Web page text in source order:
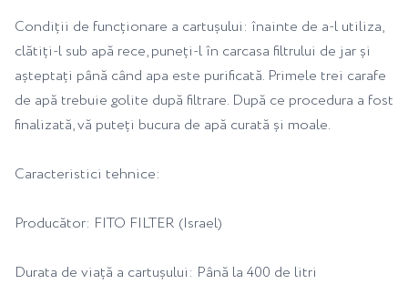
Condiții de funcționare a cartușului: înainte de a-l utiliza,
clătiți-l sub apă rece, puneți-l în carcasa filtrului de jar și
așteptați până când apa este purificată. Primele trei carafe
de apă trebuie golite după filtrare. După ce procedura a fost
finalizată, vă puteți bucura de apă curată și moale.
Caracteristici tehnice:
Producător: FITO FILTER (Israel)
Durata de viață a cartușului: Până la 400 de litri